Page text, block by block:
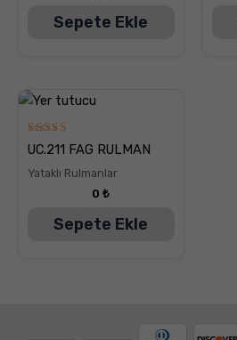
Sepete Ekle
5
üzerinden
oy aldı
UC.211 FAG RULMAN
Yataklı Rulmanlar
0₺
Sepete Ekle